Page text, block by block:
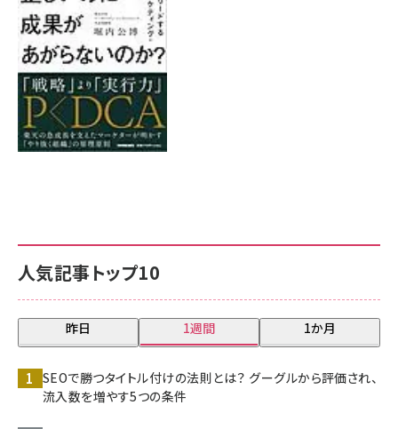
人気記事トップ10
昨日 1週間 1か月
SEOで勝つタイトル付けの法則とは？ グーグルから評価され、
流入数を増やす5つの条件
8月7日 10:00